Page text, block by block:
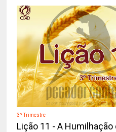
3º Trimestre
Lição 11 - A Humilhação